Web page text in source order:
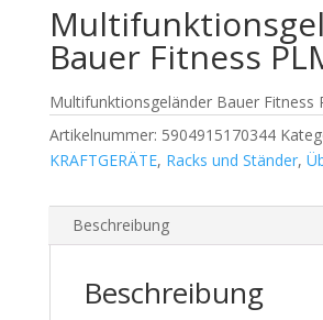
Bauer Fitness
Multifunktionsgeländer Bauer Fitness
Artikelnummer: 5904915170344
KRAFTGERÄTE, Racks und Ständer,
Beschreibung
Beschreibung